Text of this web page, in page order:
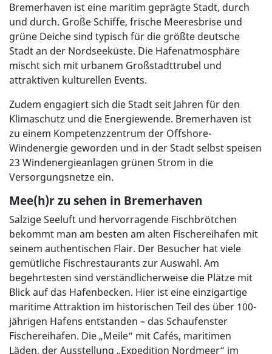
Bremerhaven ist eine maritim geprägte Stadt, durch
und durch. Große Schiffe, frische Meeresbrise und
grüne Deiche sind typisch für die größte deutsche
Stadt an der Nordseeküste. Die Hafenatmosphäre
mischt sich mit urbanem Großstadttrubel und
attraktiven kulturellen Events.
Zudem engagiert sich die Stadt seit Jahren für den
Klimaschutz und die Energiewende. Bremerhaven ist
zu einem Kompetenzzentrum der Offshore-
Windenergie geworden und in der Stadt selbst speisen
23 Windenergieanlagen grünen Strom in die
Versorgungsnetze ein.
Mee(h)r zu sehen in Bremerhaven
Salzige Seeluft und hervorragende Fischbrötchen
bekommt man am besten am alten Fischereihafen mit
seinem authentischen Flair. Der Besucher hat viele
gemütliche Fischrestaurants zur Auswahl. Am
begehrtesten sind verständlicherweise die Plätze mit
Blick auf das Hafenbecken. Hier ist eine einzigartige
maritime Attraktion im historischen Teil des über 100-
jährigen Hafens entstanden – das Schaufenster
Fischereihafen. Die „Meile“ mit Cafés, maritimen
Läden, der Ausstellung „Expedition Nordmeer“ im